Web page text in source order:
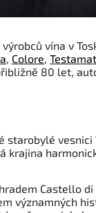
vína v
, Colore,
80 let,
starobylé
krajina
Castello di
významných